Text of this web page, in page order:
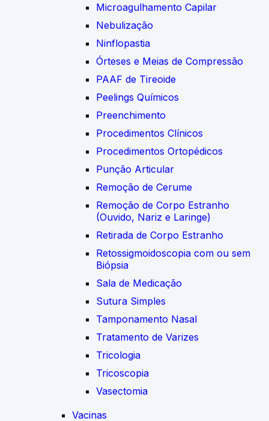
Microagulhamento Capilar
Nebulização
Ninflopastia
Órteses e Meias de Compressão
PAAF de Tireoide
Peelings Químicos
Preenchimento
Procedimentos Clínicos
Procedimentos Ortopédicos
Punção Articular
Remoção de Cerume
Remoção de Corpo Estranho
(Ouvido, Nariz e Laringe)
Retirada de Corpo Estranho
Retossigmoidoscopia com ou sem
Biópsia
Sala de Medicação
Sutura Simples
Tamponamento Nasal
Tratamento de Varizes
Tricologia
Tricoscopia
Vasectomia
Vacinas